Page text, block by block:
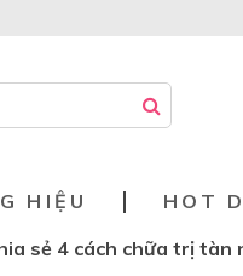
HIỆU HOT
sẻ 4 cách chữa trị tàn